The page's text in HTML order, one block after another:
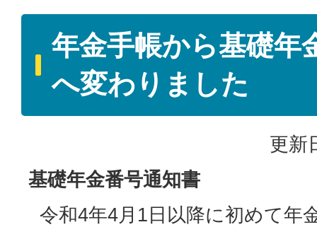
年金手帳から基礎年
へ変わりました
更新
基礎年金番号通知書
令和4年4月1日以降に初めて年